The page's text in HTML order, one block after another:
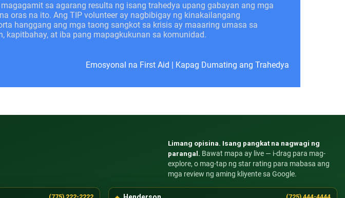
sa agarang resulta ng isang trahedya upang gabayan ang mga
oras na ito. Ang TIP volunteer ay nagbibigay ng kinakailangang
hanggang ang mga taong sangkot sa krisis ay maaaring umasa sa
kapitbahay, at iba pang mapagkukunan sa komunidad.
Emosyonal na First Aid | Kapag Dumating ang Trahedya
Limang opisina. Isang pangkat na nagwagi ng
parangal. Bawat mapa ay live — i-drag para mag-
explore, o mag-tap ng star rating para mabasa ang
mga review ng aming kliyente sa Google.